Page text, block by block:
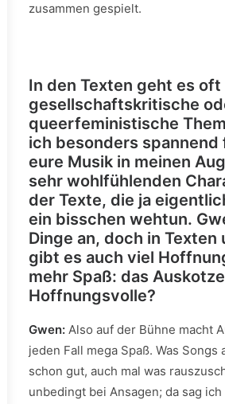
zusammen gespielt.
In den Texten geht es oft
gesellschaftskritische
queerfeministische
ich besonders
eure Musik in meinen
sehr wohlfühlenden
der Texte, die ja
ein bisschen wehtun.
Dinge an, doch in Texten
gibt es auch viel
mehr Spaß: das
Hoffnungsvolle?
Gwen: Also auf der Bühne macht
jeden Fall mega Spaß. Was Songs
schon gut, auch mal was
unbedingt bei Ansagen; da sag